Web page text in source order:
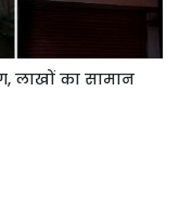
लाखों का सामान